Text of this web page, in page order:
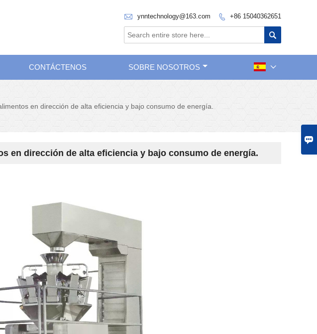

 ynntechnology@163.com  +86 15040362651

CONTÁCTENOS SOBRE NOSOTROS 
en dirección de alta eficiencia y bajo consumo de energía.
en dirección de alta eficiencia y bajo consumo de energía.